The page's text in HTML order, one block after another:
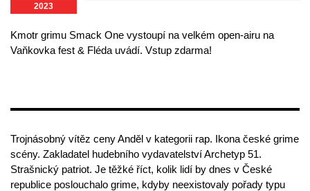
2023
Kmotr grimu Smack One vystoupí na velkém open-airu na
Vaňkovka fest & Fléda uvádí. Vstup zdarma!
Trojnásobný vítěz ceny Anděl v kategorii rap. Ikona české grime
scény. Zakladatel hudebního vydavatelství Archetyp 51.
Strašnický patriot. Je těžké říct, kolik lidí by dnes v České
republice poslouchalo grime, kdyby neexistovaly pořady typu